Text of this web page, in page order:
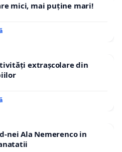
mici, mai puține mari!
extrașcolare din
nei Ala Nemerenco in